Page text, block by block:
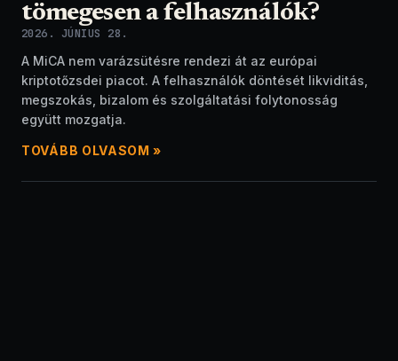
tömegesen a felhasználók?
2026. JÚNIUS 28.
A MiCA nem varázsütésre rendezi át az európai
kriptotőzsdei piacot. A felhasználók döntését likviditás,
megszokás, bizalom és szolgáltatási folytonosság
együtt mozgatja.
TOVÁBB OLVASOM »